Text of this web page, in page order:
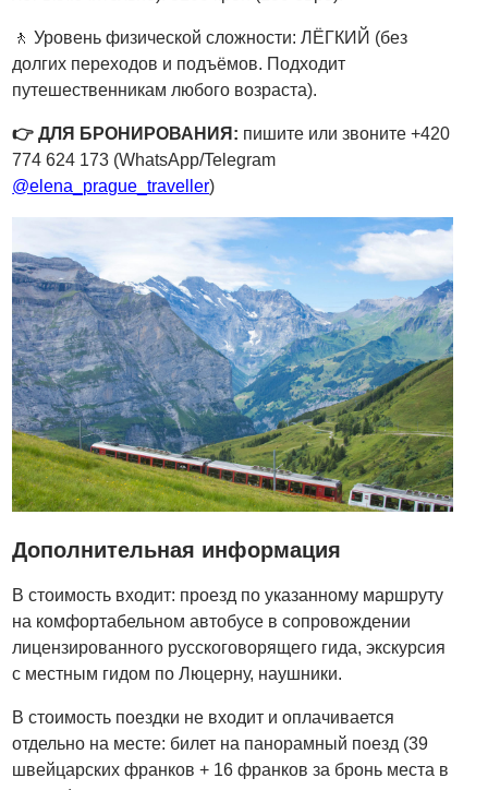
🚶 Уровень физической сложности: ЛЁГКИЙ (без
долгих переходов и подъёмов. Подходит
путешественникам любого возраста).
👉 ДЛЯ БРОНИРОВАНИЯ: пишите или звоните +420
774 624 173 (WhatsApp/Telegram
@elena_prague_traveller)
Дополнительная информация
В стоимость входит: проезд по указанному маршруту
на комфортабельном автобусе в сопровождении
лицензированного русскоговорящего гида, экскурсия
с местным гидом по Люцерну, наушники.
В стоимость поездки не входит и оплачивается
отдельно на месте: билет на панорамный поезд (39
швейцарских франков + 16 франков за бронь места в